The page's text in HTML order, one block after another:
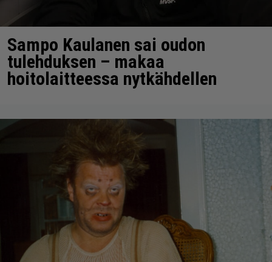
Sampo Kaulanen sai oudon
tulehduksen – makaa
hoitolaitteessa nytkähdellen